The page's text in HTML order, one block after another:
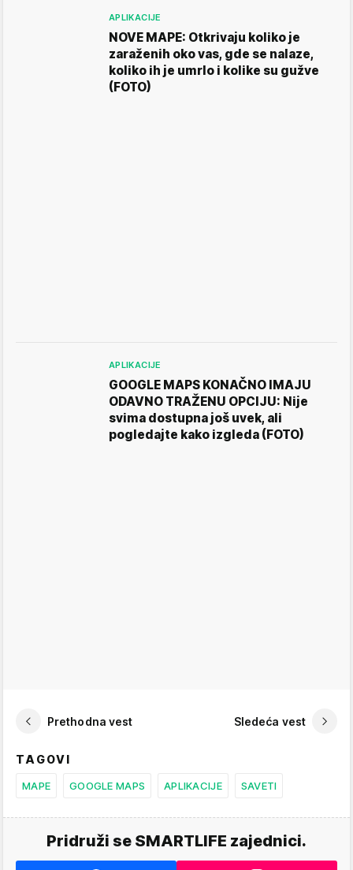
APLIKACIJE
NOVE MAPE: Otkrivaju koliko je
zaraženih oko vas, gde se nalaze,
koliko ih je umrlo i kolike su gužve
(FOTO)
APLIKACIJE
GOOGLE MAPS KONAČNO IMAJU
ODAVNO TRAŽENU OPCIJU: Nije
svima dostupna još uvek, ali
pogledajte kako izgleda (FOTO)
Prethodna vest Sledeća vest
TAGOVI
MAPE GOOGLE MAPS APLIKACIJE SAVETI
Pridruži se SMARTLIFE zajednici.